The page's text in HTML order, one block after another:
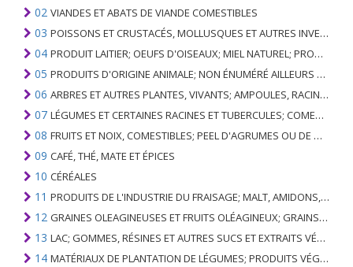
02 VIANDES ET ABATS DE VIANDE COMESTIBLES
03 POISSONS ET CRUSTACÉS, MOLLUSQUES ET AUTRES INVERTÉBRÉS AQUATIQUES
04 PRODUIT LAITIER; OEUFS D'OISEAUX; MIEL NATUREL; PRODUITS COMESTIBLES D'ORIGINE ANIMALE, NON ÉNUMÉRÉS AILLEURS OU INCLUS
05 PRODUITS D'ORIGINE ANIMALE; NON ÉNUMÉRÉ AILLEURS OU INCLUS
06 ARBRES ET AUTRES PLANTES, VIVANTS; AMPOULES, RACINES ET ANALOGUES; FLEURS COUPEES ET FEUILLAGE ORNEMENTAL
07 LÉGUMES ET CERTAINES RACINES ET TUBERCULES; COMESTIBLE
08 FRUITS ET NOIX, COMESTIBLES; PEEL D'AGRUMES OU DE MELONS
09 CAFÉ, THÉ, MATE ET ÉPICES
10 CÉRÉALES
11 PRODUITS DE L'INDUSTRIE DU FRAISAGE; MALT, AMIDONS, INULINE, GLUTEN DE BLÉ
12 GRAINES OLEAGINEUSES ET FRUITS OLÉAGINEUX; GRAINS DIVERS, GRAINES ET FRUITS, PLANTES INDUSTRIELLES OU MÉDICINALES; PAILLE ET FOURRAGE
13 LAC; GOMMES, RÉSINES ET AUTRES SUCS ET EXTRAITS VÉGÉTAUX
14 MATÉRIAUX DE PLANTATION DE LÉGUMES; PRODUITS VÉGÉTAUX NON DÉNOMMÉS NI COMPRIS AILLEURS